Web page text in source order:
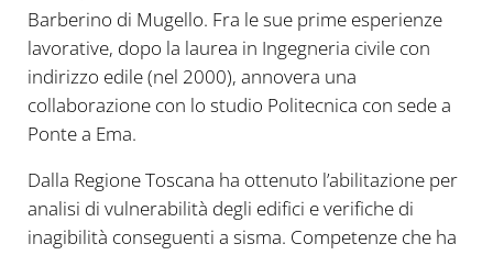
Barberino di Mugello. Fra le sue prime esperienze
lavorative, dopo la laurea in Ingegneria civile con
indirizzo edile (nel 2000), annovera una
collaborazione con lo studio Politecnica con sede a
Ponte a Ema.
Dalla Regione Toscana ha ottenuto l’abilitazione per
analisi di vulnerabilità degli edifici e verifiche di
inagibilità conseguenti a sisma. Competenze che ha